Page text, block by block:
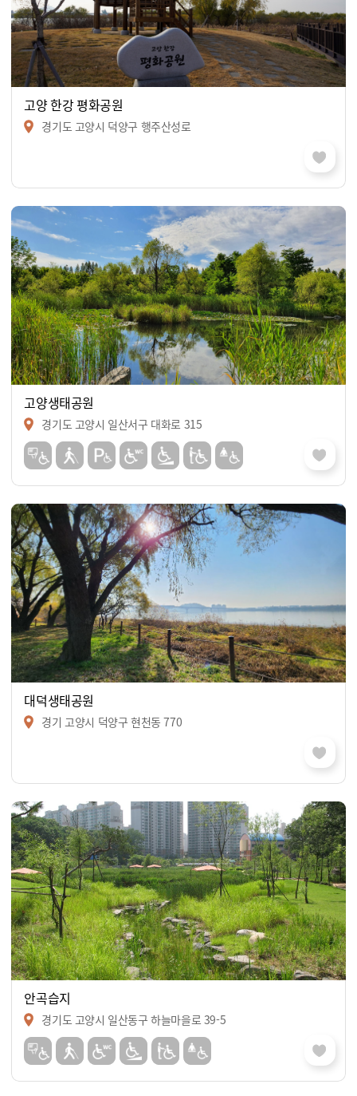
고양 한강 평화공원
경기도 고양시 덕양구 행주산성로
고양생태공원
경기도 고양시 일산서구 대화로 315
대덕생태공원
경기 고양시 덕양구 현천동 770
안곡습지
경기도 고양시 일산동구 하늘마을로 39-5